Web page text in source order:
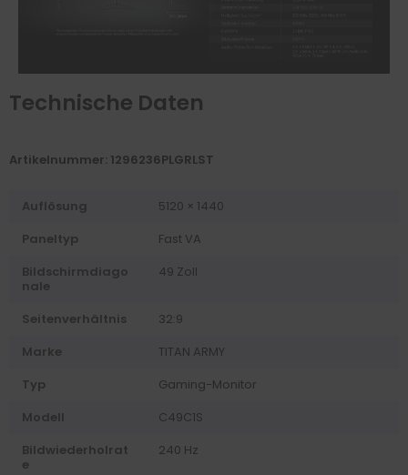
Technische Daten
Artikelnummer: 1296236PLGRLST
Auflösung
5120 × 1440
Paneltyp
Fast VA
Bildschirmdiago
nale
49 Zoll
Seitenverhältnis
32:9
Marke
TITAN ARMY
Typ
Gaming-Monitor
Modell
C49C1S
Bildwiederholrat
e
240 Hz